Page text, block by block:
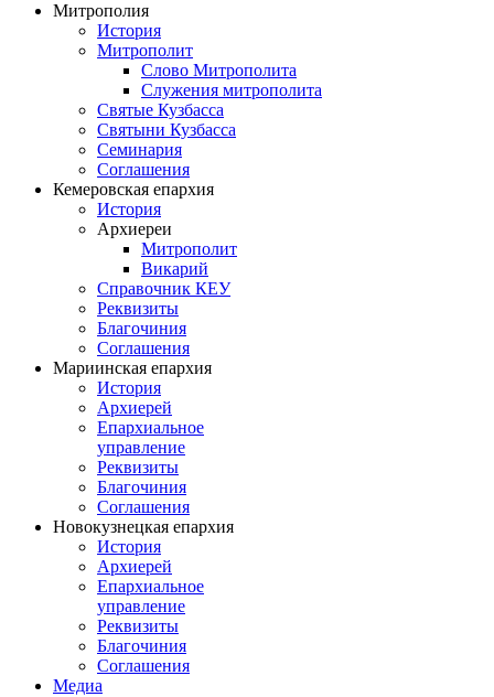
Митрополия
История
Митрополит
Слово Митрополита
Служения митрополита
Святые Кузбасса
Святыни Кузбасса
Семинария
Соглашения
Кемеровская епархия
История
Архиереи
Митрополит
Викарий
Справочник КЕУ
Реквизиты
Благочиния
Соглашения
Мариинская епархия
История
Архиерей
Епархиальное
управление
Реквизиты
Благочиния
Соглашения
Новокузнецкая епархия
История
Архиерей
Епархиальное
управление
Реквизиты
Благочиния
Соглашения
Медиа